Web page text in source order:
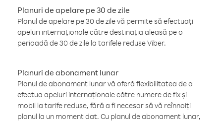
Planuri de apelare pe 30 de zile
Planul de apelare pe 30 de zile vă permite să efectuați
apeluri internaționale către destinația aleasă pe o
perioadă de 30 de zile la tarifele reduse Viber.
Planuri de abonament lunar
Planul de abonament lunar vă oferă flexibilitatea de a
efectua apeluri internaționale către numere de fix și
mobil la tarife reduse, fără a fi necesar să vă reînnoiți
planul la un moment dat. Cu planul de abonament lunar,